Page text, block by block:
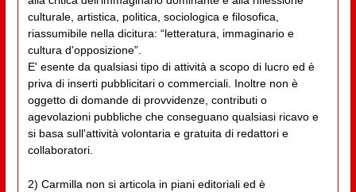
culturale, artistica, politica, sociologica e filosofica,
riassumibile nella dicitura: “letteratura, immaginario e
cultura d'opposizione”.
E' esente da qualsiasi tipo di attività a scopo di lucro ed è
priva di inserti pubblicitari o commerciali. Inoltre non è
oggetto di domande di provvidenze, contributi o
agevolazioni pubbliche che conseguano qualsiasi ricavo e
si basa sull'attività volontaria e gratuita di redattori e
collaboratori.
2) Carmilla non si articola in piani editoriali ed è